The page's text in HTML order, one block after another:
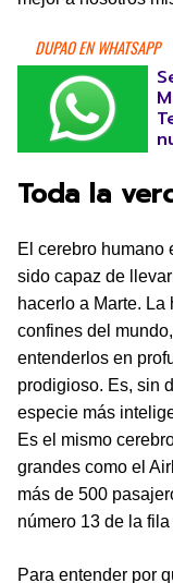
DUPAO EN WHATSAPP
Toda la
El cerebro humano
sido capaz de
hacerlo a Marte.
confines del
entenderlos en
prodigioso. Es, sin
especie más
Es el mismo
grandes como el
más de 500
número 13 de la fila
Para entender por